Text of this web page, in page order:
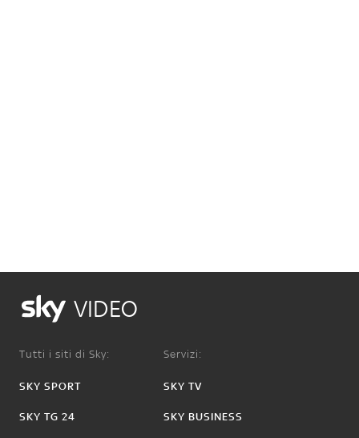
VIDEO
Tutti i siti di Sky:
SKY SPORT
SKY TG 24
Servizi:
SKY TV
SKY BUSINESS